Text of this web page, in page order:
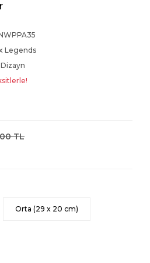
Legends
TL
Orta (29 x 20 cm)